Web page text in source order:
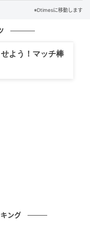
※Dtimesに移動します
よう！マッチ棒
ング